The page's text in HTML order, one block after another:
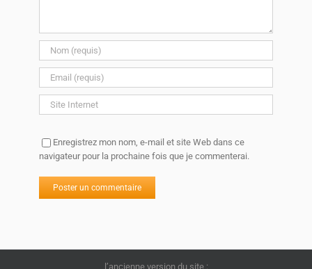
Enregistrez mon nom, e-mail et site Web dans ce
navigateur pour la prochaine fois que je commenterai.
l’ancienne version du site :